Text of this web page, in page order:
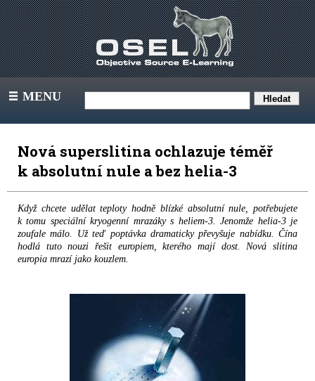
III MENU
Nová superslitina ochlazuje téměř
k absolutní nule a bez helia-3
Když chcete udělat teploty hodně blízké absolutní nule, potřebujete
k tomu speciální kryogenní mrazáky s heliem-3. Jenomže helia-3 je
zoufale málo. Už teď poptávka dramaticky převyšuje nabídku. Čína
hodlá tuto nouzi řešit europiem, kterého mají dost. Nová slitina
europia mrazí jako kouzlem.